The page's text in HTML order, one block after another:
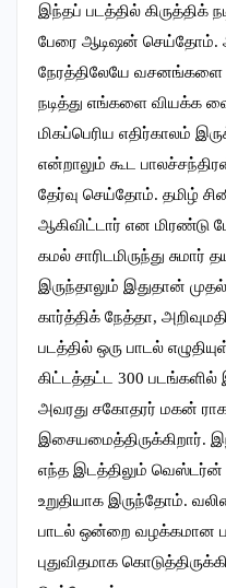
இந்தப் படத்தில் கிருத்திக்
பேரை ஆடிஷன் செய்தோம்.
நேரத்திலேயே வசனங்களை
நடித்து எங்களை வியக்க
மிகப்பெரிய எதிர்காலம்
என்றாலும் கூட
தேர்வு செய்தோம். தமிழ்
ஆகிவிட்டார் என மிரண்டு
கமல் சாரிடமிருந்து சுமார்
இருந்தாலும் இதுதான்
கார்த்திக் நேத்தா,
படத்தில் ஒரு பாடல்
கிட்டத்தட்ட 300
அவரது சகோதரர் மகன்
இசையமைத்திருக்கிறார்.
எந்த இடத்திலும் வெஸ்டர்ன்
உறுதியாக இருந்தோம்.
பாடல் ஒன்றை வழக்கமான
புதுவிதமாக